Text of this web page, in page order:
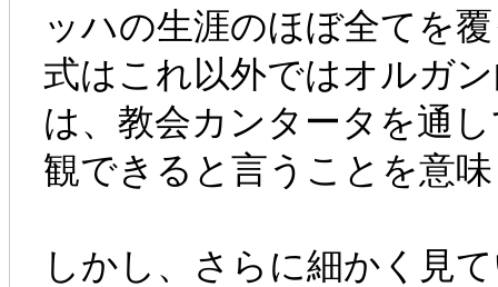
ッハの生涯のほぼ全てを
式はこれ以外ではオルガ
は、教会カンタータを通
観できると言うことを意
しかし、さらに細かく見